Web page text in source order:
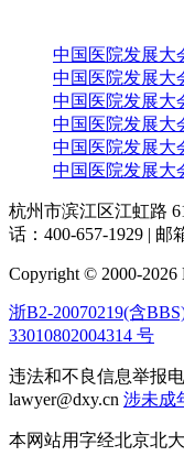
中国医院发展大
中国医院发展大
中国医院发展大
中国医院发展大
中国医院发展大
中国医院发展大
杭州市滨江区江虹路
话：400-657-1929 | 邮
Copyright © 2000-2026
浙B2-20070219(含
33010802004314 号
违法和不良信息举报电
lawyer@dxy.cn 涉未成
本网站用字经北京北